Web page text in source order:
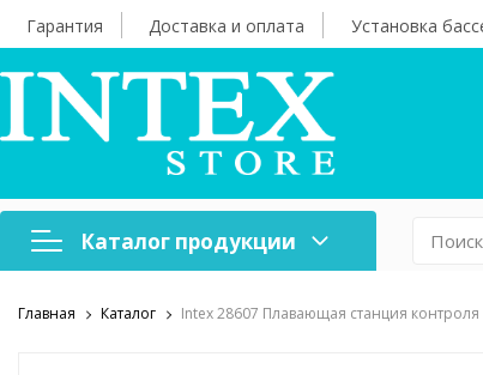
Гарантия Доставка и оплата Установка
Каталог продукции
Надувная мебель
Главная Каталог Intex 28607 Плавающая станция